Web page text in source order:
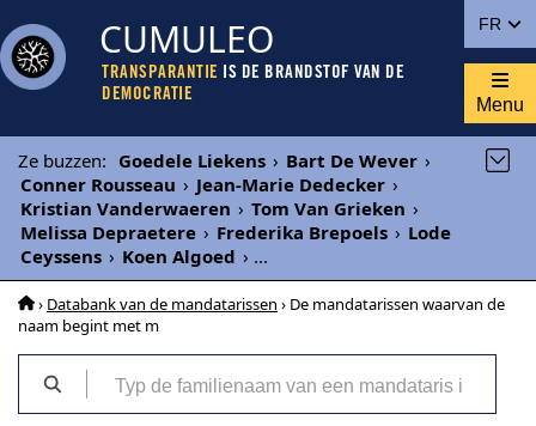
FR
CUMULEO
TRANSPARANTIE IS DE BRANDSTOF VAN DE
DEMOCRATIE
Menu
Ze buzzen: Goedele Liekens › Bart De Wever ›
Conner Rousseau › Jean-Marie Dedecker ›
Kristian Vanderwaeren › Tom Van Grieken ›
Melissa Depraetere › Frederika Brepoels › Lode
Ceyssens › Koen Algoed › ...
› Databank van de mandatarissen › De mandatarissen waarvan de
naam begint met m